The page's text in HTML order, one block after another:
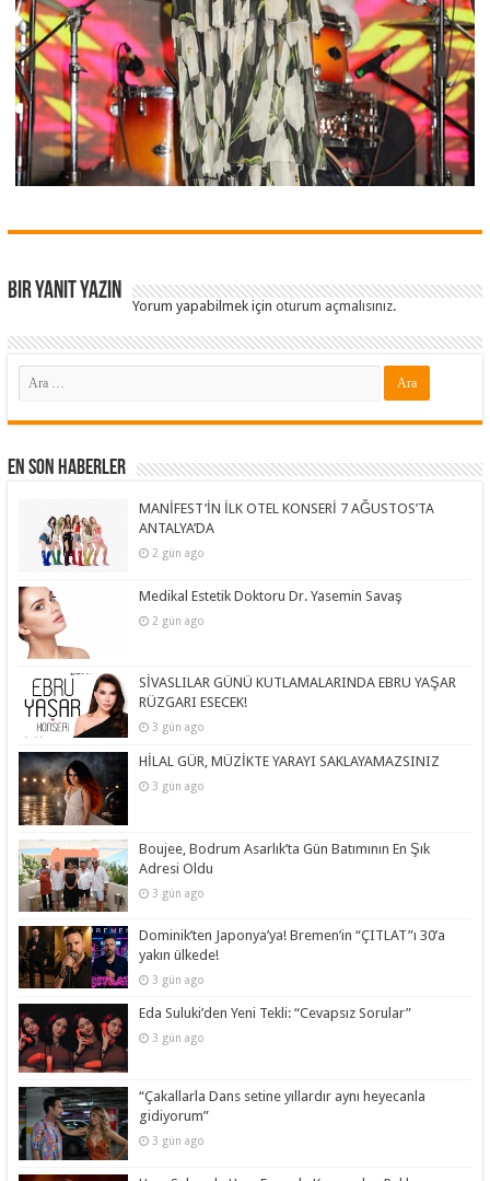
Bir yanıt yazın
Yorum yapabilmek içinoturum açmalısınız.
En Son Haberler
MANİFEST’İN İLK OTEL KONSERİ 7 AĞUSTOS’TA
ANTALYA’DA
2 gün ago
Medikal Estetik Doktoru Dr. Yasemin Savaş
2 gün ago
SİVASLILAR GÜNÜ KUTLAMALARINDA EBRU YAŞAR
RÜZGARI ESECEK!
3 gün ago
HİLAL GÜR, MÜZİKTE YARAYI SAKLAYAMAZSINIZ
3 gün ago
Boujee, Bodrum Asarlık’ta Gün Batımının En Şık
Adresi Oldu
3 gün ago
Dominik’ten Japonya’ya! Bremen’in “ÇITLAT”ı 30’a
yakın ülkede!
3 gün ago
Eda Suluki’den Yeni Tekli: “Cevapsız Sorular”
3 gün ago
“Çakallarla Dans setine yıllardır aynı heyecanla
gidiyorum”
3 gün ago